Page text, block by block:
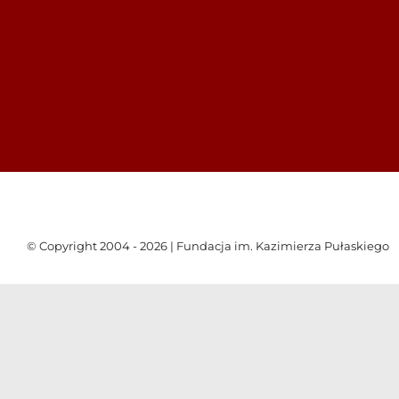
© Copyright 2004 - 2026 | Fundacja im. Kazimierza Pułaskiego